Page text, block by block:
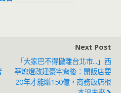
Next Post
「大家巴不得撤離台北市...」西
華熄燈改建豪宅背後：開飯店要
20年才能賺150億，商務飯店根